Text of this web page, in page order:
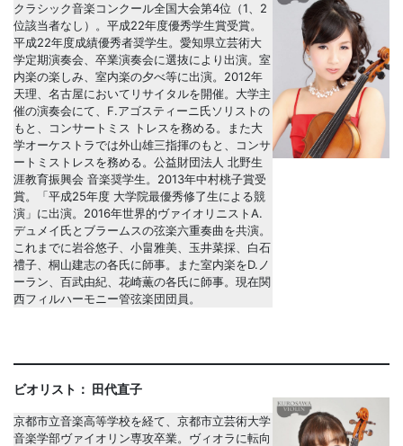
クラシック音楽コンクール全国大会第4位（1、2
位該当者なし）。平成22年度優秀学生賞受賞。
平成22年度成績優秀者奨学生。愛知県立芸術大
学定期演奏会、卒業演奏会に選抜により出演。室
内楽の楽しみ、室内楽の夕べ等に出演。2012年
天理、名古屋においてリサイタルを開催。大学主
催の演奏会にて、F.アゴスティーニ氏ソリストの
もと、コンサートミス トレスを務める。また大
学オーケストラでは外山雄三指揮のもと、コンサ
ートミストレスを務める。公益財団法人 北野生
涯教育振興会 音楽奨学生。2013年中村桃子賞受
賞。「平成25年度 大学院最優秀修了生による競
演」に出演。2016年世界的ヴァイオリニストA.
デュメイ氏とブラームスの弦楽六重奏曲を共演。
これまでに岩谷悠子、小畠雅美、玉井菜採、白石
禮子、桐山建志の各氏に師事。また室内楽をD.ノ
ーラン、百武由紀、花崎薫の各氏に師事。現在関
西フィルハーモニー管弦楽団団員。
ビオリスト： 田代直子
京都市立音楽高等学校を経て、京都市立芸術大学
音楽学部ヴァイオリン専攻卒業。ヴィオラに転向